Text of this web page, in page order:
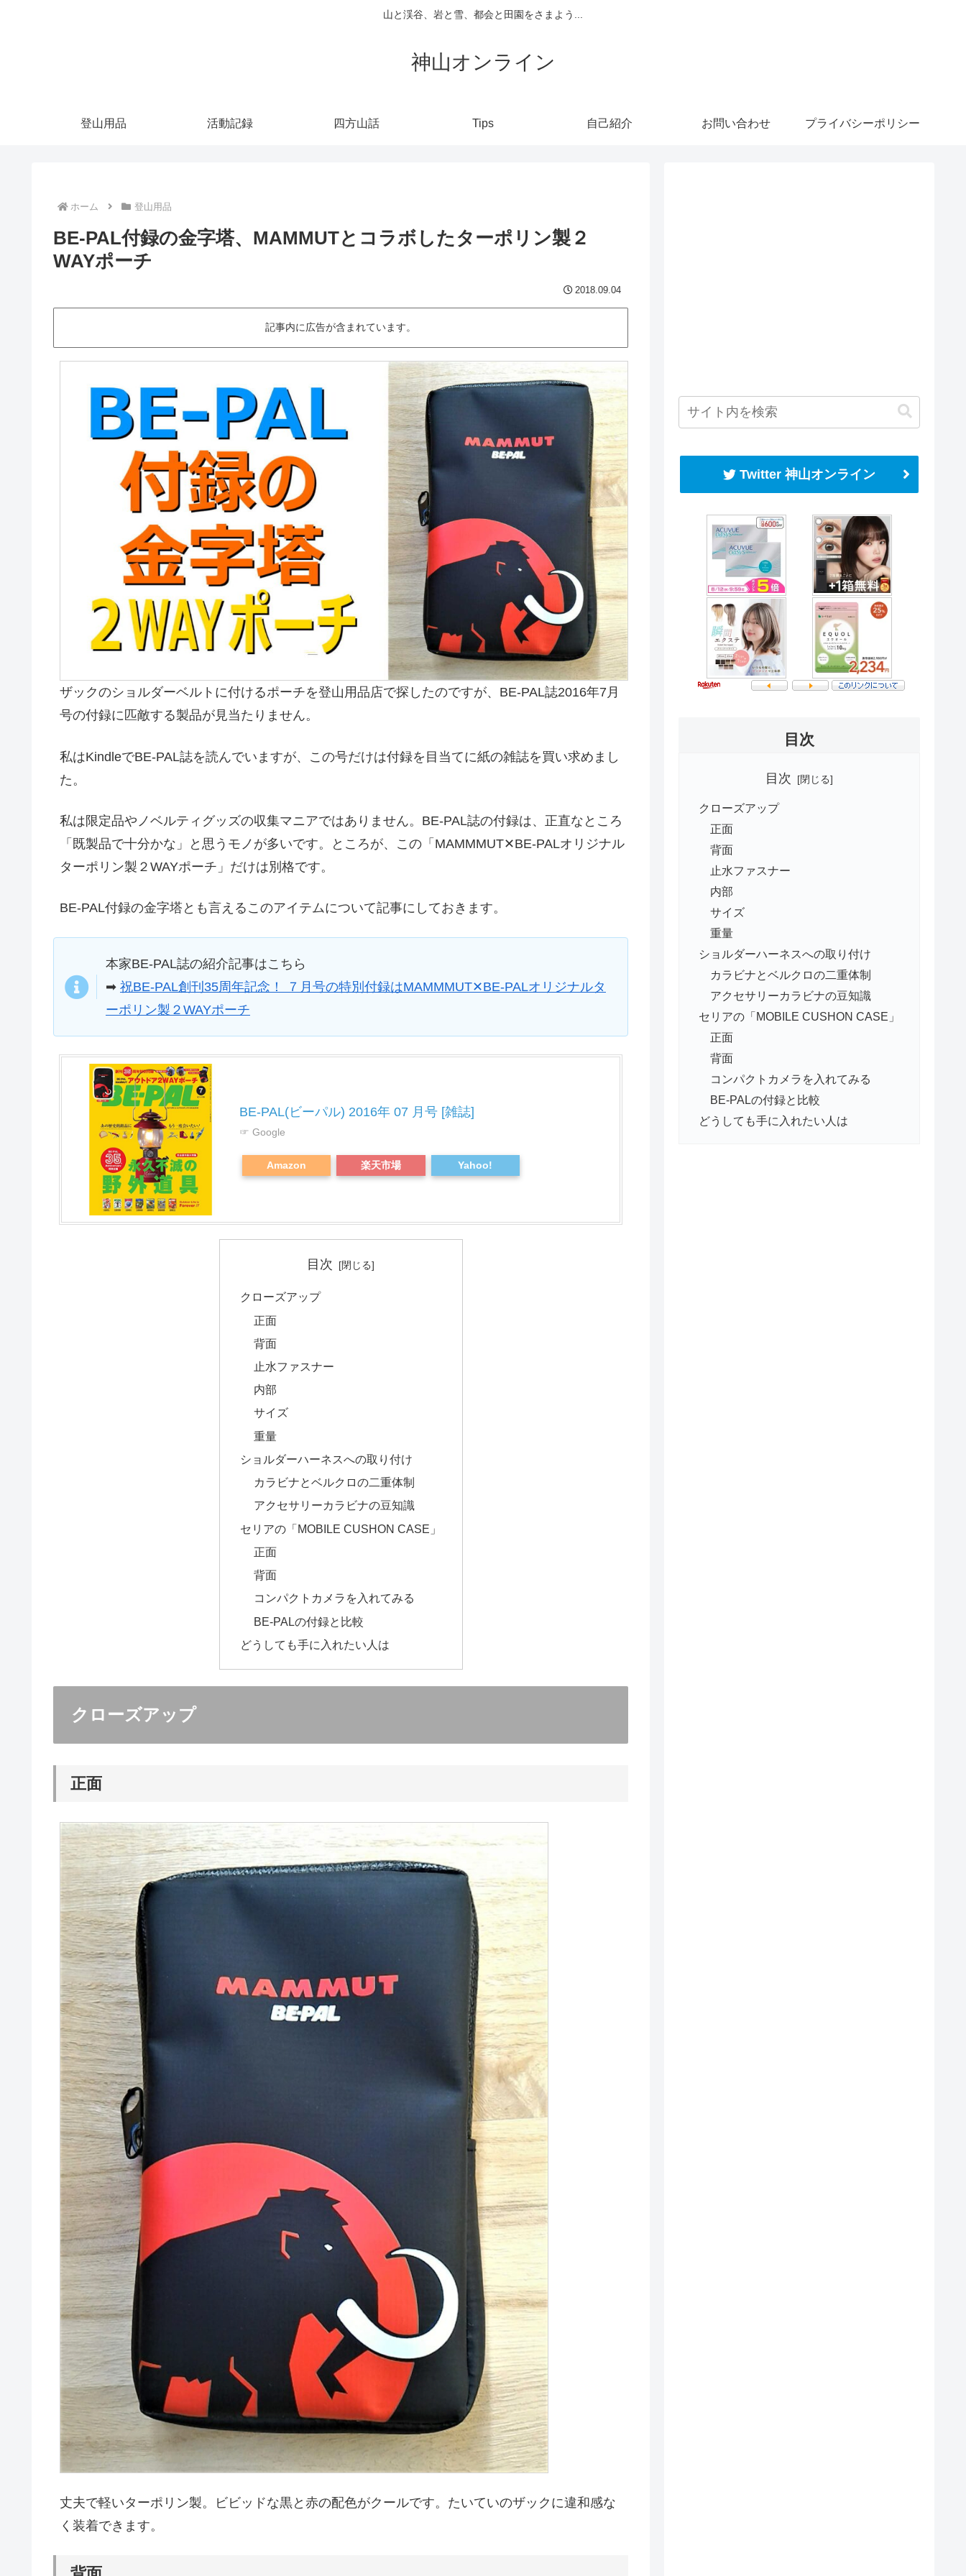
山と渓谷、岩と雪、都会と田園をさまよう...
神山オンライン
登山用品 活動記録 四方山話 Tips 自己紹介 お問い合わせ プライバシーポリシー
ホーム 登山用品
BE-PAL付録の金字塔、MAMMUTとコラボしたターポリン製２
WAYポーチ
2018.09.04
記事内に広告が含まれています。
ザックのショルダーベルトに付けるポーチを登山用品店で探したのですが、BE-PAL誌2016年7月
号の付録に匹敵する製品が見当たりません。
私はKindleでBE-PAL誌を読んでいますが、この号だけは付録を目当てに紙の雑誌を買い求めまし
た。
私は限定品やノベルティグッズの収集マニアではありません。BE-PAL誌の付録は、正直なところ
「既製品で十分かな」と思うモノが多いです。ところが、この「MAMMMUT✕BE-PALオリジナル
ターポリン製２WAYポーチ」だけは別格です。
BE-PAL付録の金字塔とも言えるこのアイテムについて記事にしておきます。
本家BE-PAL誌の紹介記事はこちら
➡ 祝BE-PAL創刊35周年記念！ ７月号の特別付録はMAMMMUT✕BE-PALオリジナルタ
ーポリン製２WAYポーチ
BE-PAL(ビーパル) 2016年 07 月号 [雑誌]
☞ Google
Amazon 楽天市場 Yahoo!
目次
クローズアップ
正面
背面
止水ファスナー
内部
サイズ
重量
ショルダーハーネスへの取り付け
カラビナとベルクロの二重体制
アクセサリーカラビナの豆知識
セリアの「MOBILE CUSHON CASE」
正面
背面
コンパクトカメラを入れてみる
BE-PALの付録と比較
どうしても手に入れたい人は
クローズアップ
正面
丈夫で軽いターポリン製。ビビッドな黒と赤の配色がクールです。たいていのザックに違和感な
く装着できます。
Twitter 神山オンライン
目次
目次
クローズアップ
正面
背面
止水ファスナー
内部
サイズ
重量
ショルダーハーネスへの取り付け
カラビナとベルクロの二重体制
アクセサリーカラビナの豆知識
セリアの「MOBILE CUSHON CASE」
正面
背面
コンパクトカメラを入れてみる
BE-PALの付録と比較
どうしても手に入れたい人は